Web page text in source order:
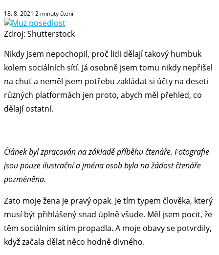
18. 8. 2021 2 minuty čtení
Zdroj: Shutterstock
Nikdy jsem nepochopil, proč lidi dělají takový humbuk
kolem sociálních sítí. Já osobně jsem tomu nikdy nepřišel
na chuť a neměl jsem potřebu zakládat si účty na deseti
různých platformách jen proto, abych měl přehled, co
dělají ostatní.
Článek byl zpracován na základě příběhu čtenáře. Fotografie
jsou pouze ilustrační a jména osob byla na žádost čtenáře
pozměněna.
Zato moje žena je pravý opak. Je tím typem člověka, který
musí být přihlášený snad úplně všude. Měl jsem pocit, že
těm sociálním sítím propadla. A moje obavy se potvrdily,
když začala dělat něco hodně divného.